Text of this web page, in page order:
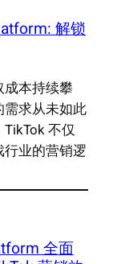
解锁
本持续攀
求从未如此
不仅
业的营销逻
全面